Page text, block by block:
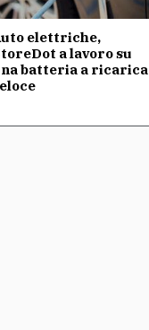
elettriche,
a lavoro su
batteria a ricarica